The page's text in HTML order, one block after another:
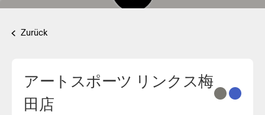
Zurück
アートスポーツ リンクス梅
田店